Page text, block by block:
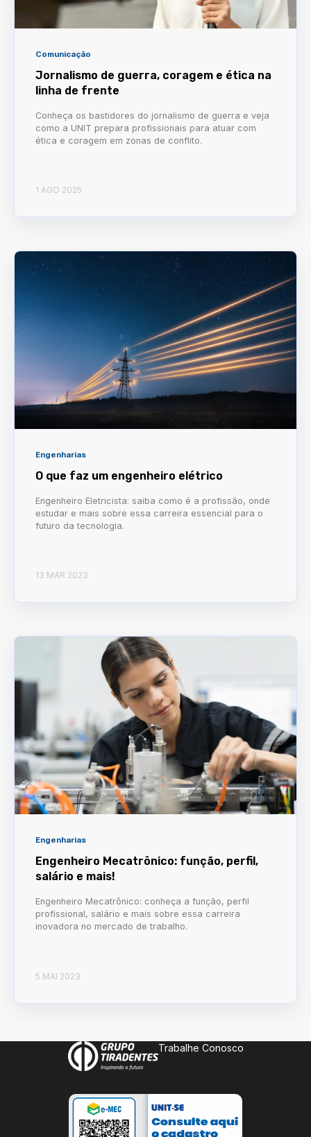
Comunicação
Jornalismo de guerra, coragem e ética na
linha de frente
Conheça os bastidores do jornalismo de guerra e veja
como a UNIT prepara profissionais para atuar com
ética e coragem em zonas de conflito.
1 AGO 2025
Engenharias
O que faz um engenheiro elétrico
Engenheiro Eletricista: saiba como é a profissão, onde
estudar e mais sobre essa carreira essencial para o
futuro da tecnologia.
13 MAR 2023
Engenharias
Engenheiro Mecatrônico: função, perfil,
salário e mais!
Engenheiro Mecatrônico: conheça a função, perfil
profissional, salário e mais sobre essa carreira
inovadora no mercado de trabalho.
5 MAI 2023
Trabalhe Conosco